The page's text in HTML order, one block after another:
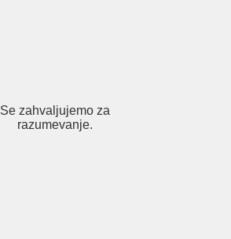
Se zahvaljujemo za
razumevanje.